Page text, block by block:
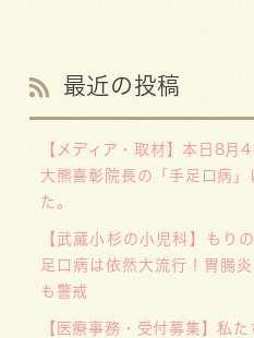
最近の投稿
【メディア・取材】本日8月
大熊喜彰院長の「手足口病
た。
【武蔵小杉の小児科】も
足口病は依然大流行！胃腸
も警戒
【医療事務・受付募集】私